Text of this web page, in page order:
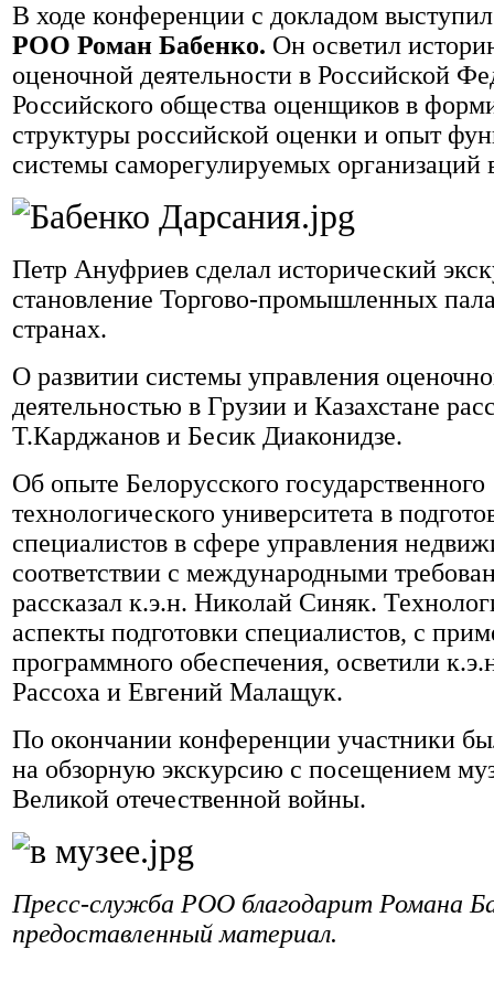
В ходе конференции с докладом
РОО Роман Бабенко. Он осветил
оценочной деятельности в Российской
Российского общества оценщиков в
структуры российской оценки и опыт
системы саморегулируемых организаций
Петр Ануфриев сделал исторический
становление Торгово-промышленных
странах.
О развитии системы управления
деятельностью в Грузии и Казахстане
Т.Карджанов и Бесик Диаконидзе.
Об опыте Белорусского государственного
технологического университета в
специалистов в сфере управления
соответствии с международными
рассказал к.э.н. Николай Синяк.
аспекты подготовки специалистов, с
программного обеспечения, осветили
Рассоха и Евгений Малащук.
По окончании конференции участники
на обзорную экскурсию с посещением
Великой отечественной войны.
Пресс-служба РОО благодарит Романа
предоставленный материал.